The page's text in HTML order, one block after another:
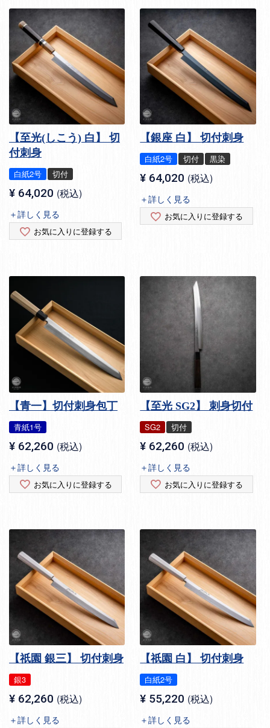
【至光(しこう) 白】 切
付刺身
白紙2号 切付
¥ 64,020 税込
＋詳しく見る
お気に入りに登録する
【銀座 白】 切付刺身
白紙2号 切付 黒染
¥ 64,020 税込
＋詳しく見る
お気に入りに登録する
【青一】切付刺身包丁
青紙1号
¥ 62,260 税込
＋詳しく見る
お気に入りに登録する
【至光 SG2】 刺身切付
SG2 切付
¥ 62,260 税込
＋詳しく見る
お気に入りに登録する
【祇園 銀三】 切付刺身
銀3
¥ 62,260 税込
＋詳しく見る
【祇園 白】 切付刺身
白紙2号
¥ 55,220 税込
＋詳しく見る